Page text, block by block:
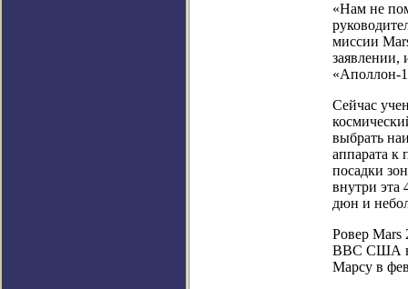
«Нам не
миссии
заявлении,
«Аполлон-
Сейчас
выбрать
аппарата к
посадки
внутри эта
дюн и
Ровер Mars
ВВС США на
Марсу в